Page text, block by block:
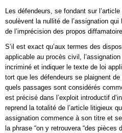
Les défendeurs, se fondant sur
soulèvent la nullité de l’assignation
de l’imprécision des propos
S’il est exact qu’aux termes des
applicable au procès civil,
incriminé et indiquer le texte de loi
tort que les défendeurs se plaignent
quels passages sont considérés
est précisé dans l’exploit introductif
reprend la totalité de l’article litigieux
assignation commence à son titre et
la phrase “on y retrouvera “des pièces